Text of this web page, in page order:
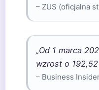
– ZUS (oficjalna
„Od 1 marca
wzrost o
– Business